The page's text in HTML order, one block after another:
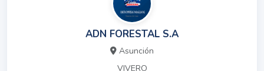
ADN FORESTAL S.A
Asunción
VIVERO